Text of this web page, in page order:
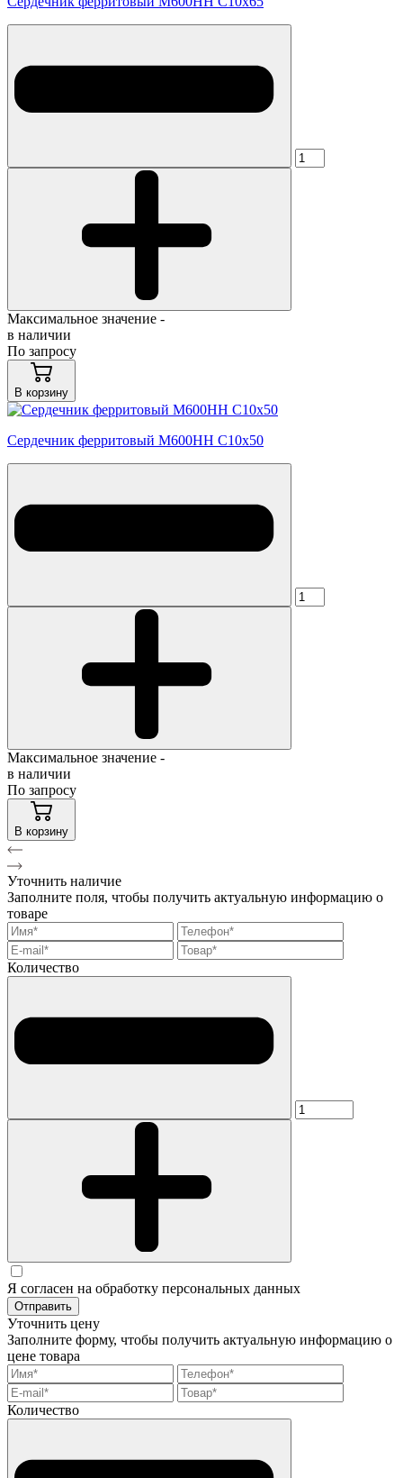
Максимальное значение -
в наличии
По запросу
В корзину
Сердечник ферритовый М600НН С10х50
Максимальное значение -
в наличии
По запросу
В корзину
Уточнить наличие
Заполните поля, чтобы получить актуальную информацию о
товаре
Количество
Я согласен на обработку персональных данных
Отправить
Уточнить цену
Заполните форму, чтобы получить актуальную информацию о
цене товара
Количество